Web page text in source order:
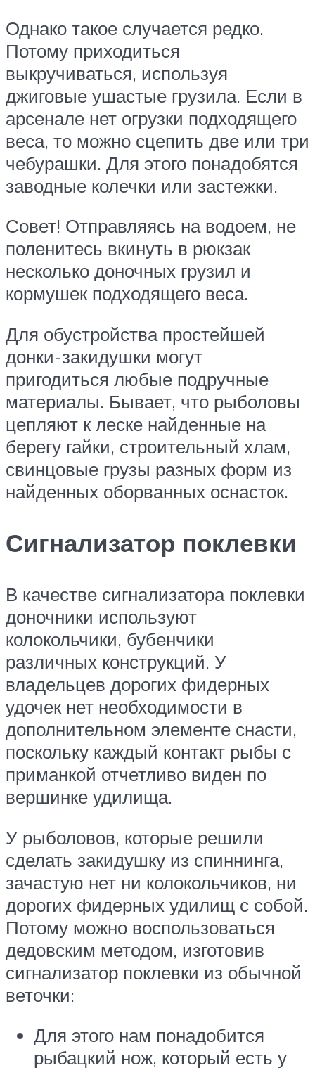
Однако такое случается редко.
Потому приходиться
выкручиваться, используя
джиговые ушастые грузила. Если в
арсенале нет огрузки подходящего
веса, то можно сцепить две или три
чебурашки. Для этого понадобятся
заводные колечки или застежки.
Совет! Отправляясь на водоем, не
поленитесь вкинуть в рюкзак
несколько доночных грузил и
кормушек подходящего веса.
Для обустройства простейшей
донки-закидушки могут
пригодиться любые подручные
материалы. Бывает, что рыболовы
цепляют к леске найденные на
берегу гайки, строительный хлам,
свинцовые грузы разных форм из
найденных оборванных оснасток.
Сигнализатор поклевки
В качестве сигнализатора поклевки
доночники используют
колокольчики, бубенчики
различных конструкций. У
владельцев дорогих фидерных
удочек нет необходимости в
дополнительном элементе снасти,
поскольку каждый контакт рыбы с
приманкой отчетливо виден по
вершинке удилища.
У рыболовов, которые решили
сделать закидушку из спиннинга,
зачастую нет ни колокольчиков, ни
дорогих фидерных удилищ с собой.
Потому можно воспользоваться
дедовским методом, изготовив
сигнализатор поклевки из обычной
веточки:
Для этого нам понадобится
рыбацкий нож, который есть у